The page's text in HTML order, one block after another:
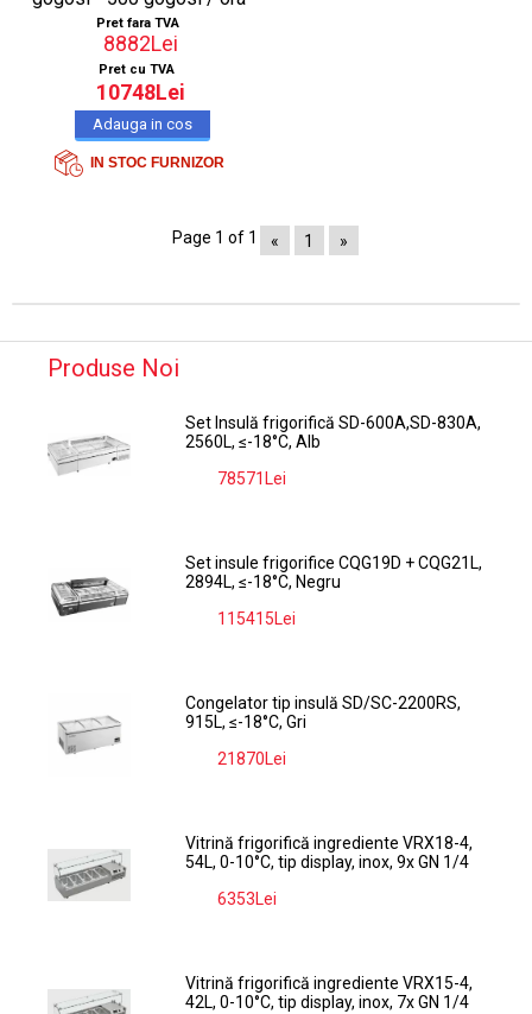
Pret fara TVA
8882Lei
Pret cu TVA
10748Lei
IN STOC FURNIZOR
Page 1 of 1 « 1 »
Produse Noi
Set Insulă frigorifică SD-600A,SD-830A,
2560L, ≤-18°C, Alb
78571Lei
Set insule frigorifice CQG19D + CQG21L,
2894L, ≤-18°C, Negru
115415Lei
Congelator tip insulă SD/SC-2200RS,
915L, ≤-18°C, Gri
21870Lei
Vitrină frigorifică ingrediente VRX18-4,
54L, 0-10°C, tip display, inox, 9x GN 1/4
6353Lei
Vitrină frigorifică ingrediente VRX15-4,
42L, 0-10°C, tip display, inox, 7x GN 1/4